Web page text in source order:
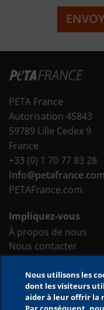
PETA France
Autorisation 45843
59789 Lille Cedex 9
France
+33 (0) 1 70 77 83 28
Info@petafrance.com
PETAFrance.com
Impliquez-vous
À propos de nous
Nous contacter
Faites un don
Outils du site
Accessibilité
Nous utilisons les
dont les visiteurs
aider à leur offrir la